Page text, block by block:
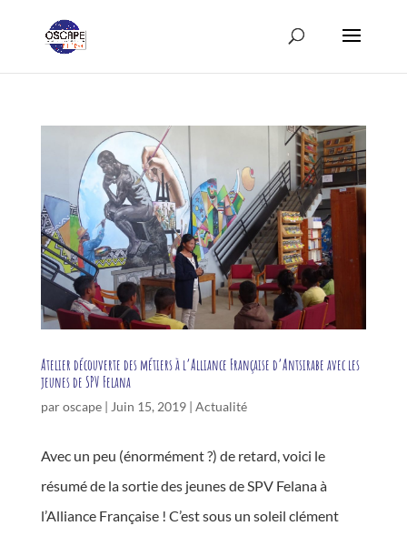
Atelier découverte des métiers à l’Alliance Française d’Antsirabe avec les
jeunes de SPV Felana
paroscape| Juin 15, 2019| Actualité
Avec un peu (énormément ?) de retard, voici le
résumé de la sortie des jeunes de SPV Felana à
l’Alliance Française ! C’est sous un soleil clément